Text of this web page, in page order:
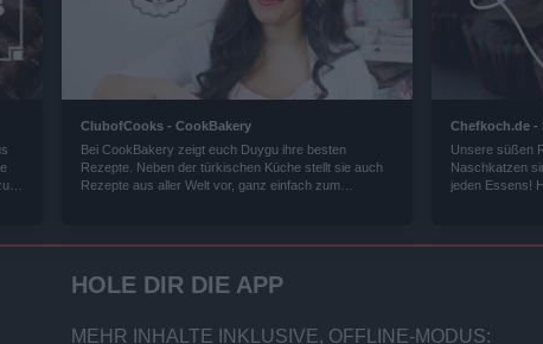
ClubofCooks - CookBakery
Bei CookBakery zeigt euch Duygu ihre besten
Rezepte. Neben der türkischen Küche stellt sie auch
Rezepte aus aller Welt vor, ganz einfach zum
Chefkoch.de -
Unsere süßen
Naschkatzen
jeden Essens!
HOLE DIR DIE APP
MEHR INHALTE INKLUSIVE, OFFLINE-MODUS: